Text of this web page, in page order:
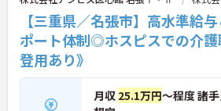
【三重県／名張市】高水準給
ポート体制◎ホスピスでの介護
登用あり》
月収 25.1万円～程度 諸